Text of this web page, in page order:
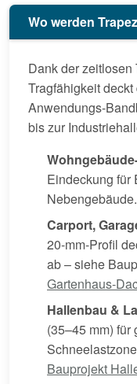
Wo werden
Dank der zeitlosen
Tragfähigkeit
Anwendungs-
bis zur
Eindeckung für
Nebengebäude.
Carport,
20-mm-Profil
ab – siehe
Gartenhaus-
Hallenbau &
(35–45 mm)
Bauprojekt